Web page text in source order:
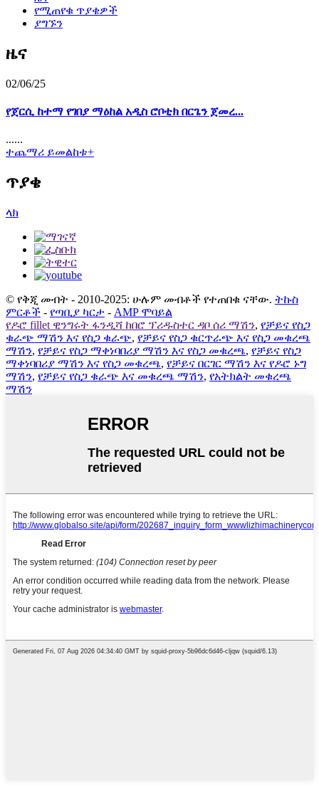
የሚጠየቁ ጥያቄዎች
ያግኙን
ዜና
02/06/25
የጀርሲ ከተማ የገበያ ማዕከል አዲስ ሮቦቲክ በርጌን ጀመረ...
......
ተጨማሪ ይመልከቱ+
ጥያቄ
ላክ
© የቅጂ መብት - 2010-2025: ሁሉም መብቶች የተጠበቁ ናቸው. ትኩስ
ምርቶች - የጣቢያ ካርታ - AMP ሞባይል
የዶሮ fillet ዊንግሩት ፋንዲሻ ከበሮ ፕሪዱስተር ዳቦ ሰሪ ማሽን, የቻይና የስጋ
ቁራጭ ማሽን እና የስጋ ቁራጭ, የቻይና የስጋ ቁርጥራጭ እና የስጋ መቁረጫ
ማሽን, የቻይና የስጋ ማቀነባበሪያ ማሽን እና የስጋ መቁረጫ, የቻይና የስጋ
ማቀነባበሪያ ማሽን እና የስጋ መቁረጫ, የቻይና በርገር ማሽን እና የዶሮ ኑግ
ማሽን, የቻይና የስጋ ቁራጭ እና መቁረጫ ማሽን, የአትክልት መቁረጫ
ማሽን